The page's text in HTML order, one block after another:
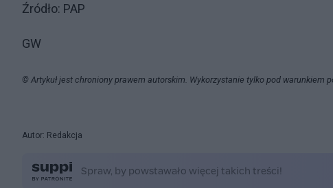
Źródło: PAP
GW
© Artykuł jest chroniony prawem autorskim. Wykorzystanie tylko pod warunkiem
Autor: Redakcja